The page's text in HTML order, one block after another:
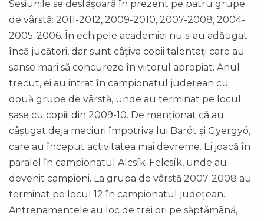
Sesiunile se desfășoară în prezent pe patru grupe
de vârstă: 2011-2012, 2009-2010, 2007-2008, 2004-
2005-2006. În echipele academiei nu s-au adăugat
încă jucători, dar sunt câțiva copii talentați care au
șanse mari să concureze în viitorul apropiat. Anul
trecut, ei au intrat în campionatul județean cu
două grupe de vârstă, unde au terminat pe locul
șase cu copiii din 2009-10. De menționat că au
câștigat deja meciuri împotriva lui Barót și Gyergyó,
care au început activitatea mai devreme. Ei joacă în
paralel în campionatul Alcsík-Felcsík, unde au
devenit campioni. La grupa de vârstă 2007-2008 au
terminat pe locul 12 în campionatul județean.
Antrenamentele au loc de trei ori pe săptămână,